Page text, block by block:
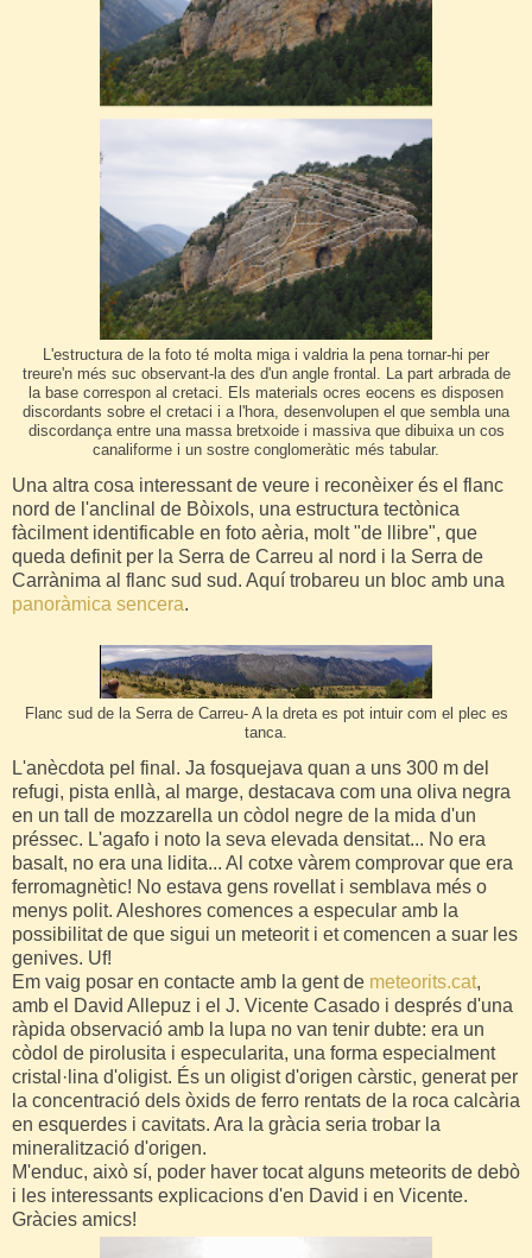
L'estructura de la foto té molta miga i valdria la pena tornar-hi per
treure'n més suc observant-la des d'un angle frontal. La part arbrada de
la base correspon al cretaci. Els materials ocres eocens es disposen
discordants sobre el cretaci i a l'hora, desenvolupen el que sembla una
discordança entre una massa bretxoide i massiva que dibuixa un cos
canaliforme i un sostre conglomeràtic més tabular.
Una altra cosa interessant de veure i reconèixer és el flanc
nord de l'anclinal de Bòixols, una estructura tectònica
fàcilment identificable en foto aèria, molt "de llibre", que
queda definit per la Serra de Carreu al nord i la Serra de
Carrànima al flanc sud sud. Aquí trobareu un bloc amb una
panoràmica sencera.
Flanc sud de la Serra de Carreu- A la dreta es pot intuir com el plec es
tanca.
L'anècdota pel final. Ja fosquejava quan a uns 300 m del
refugi, pista enllà, al marge, destacava com una oliva negra
en un tall de mozzarella un còdol negre de la mida d'un
préssec. L'agafo i noto la seva elevada densitat... No era
basalt, no era una lidita... Al cotxe vàrem comprovar que era
ferromagnètic! No estava gens rovellat i semblava més o
menys polit. Aleshores comences a especular amb la
possibilitat de que sigui un meteorit i et comencen a suar les
genives. Uf!
Em vaig posar en contacte amb la gent de meteorits.cat,
amb el David Allepuz i el J. Vicente Casado i després d'una
ràpida observació amb la lupa no van tenir dubte: era un
còdol de pirolusita i especularita, una forma especialment
cristal·lina d'oligist. És un oligist d'origen càrstic, generat per
la concentració dels òxids de ferro rentats de la roca calcària
en esquerdes i cavitats. Ara la gràcia seria trobar la
mineralització d'origen.
M'enduc, això sí, poder haver tocat alguns meteorits de debò
i les interessants explicacions d'en David i en Vicente.
Gràcies amics!